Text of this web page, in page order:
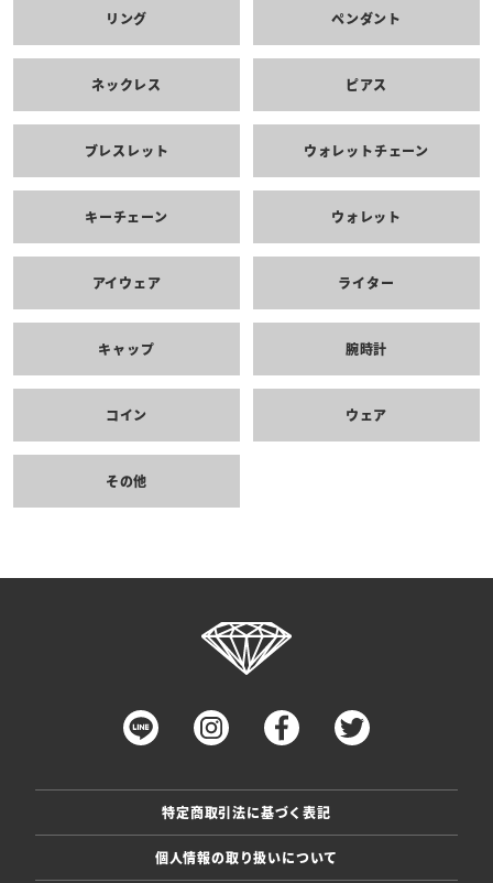
リング ペンダント
ネックレス ピアス
ブレスレット ウォレットチェーン
キーチェーン ウォレット
アイウェア ライター
キャップ 腕時計
コイン ウェア
その他
特定商取引法に基づく表記
個人情報の取り扱いについて